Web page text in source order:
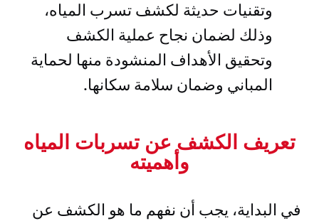
وتقنيات حديثة لكشف تسرب المياه،
وذلك لضمان نجاح عملية الكشف
وتحقيق الأهداف المنشودة منها لحماية
المباني وضمان سلامة سكانها.
تعريف الكشف عن تسربات المياه
وأهميته
في البداية، يجب أن نفهم ما هو الكشف عن